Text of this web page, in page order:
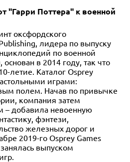
"Гарри Поттера" к военной
оксфордского
лидера по выпуску
по военной
в 2014 году, так что
летие. Каталог Osprey
играми:
полем. Начав по привычке
компания затем
– добавила невоенную
фэнтези,
железных дорог и
2019-го Osprey Games
выпуском